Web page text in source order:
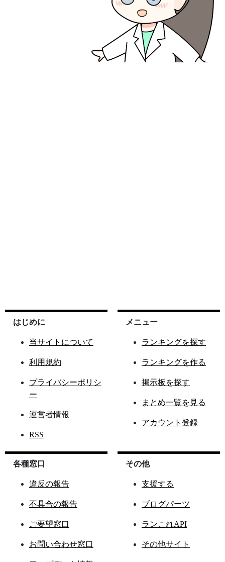
はじめに
当サイトについて
利用規約
プライバシーポリシ
ー
運営者情報
RSS
メニュー
ランキングを探す
ランキングを作る
掲示板を探す
まとめ一覧を見る
アカウント登録
各種窓口
違反の報告
不具合の報告
ご要望窓口
お問い合わせ窓口
その他
支援する
ブログパーツ
ランこれAPI
その他サイト